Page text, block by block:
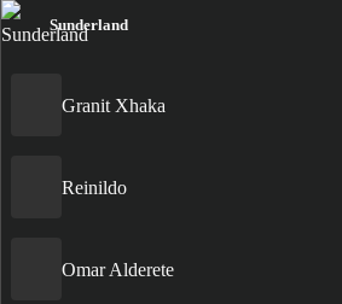
Sunderland
Granit Xhaka
Reinildo
Omar Alderete